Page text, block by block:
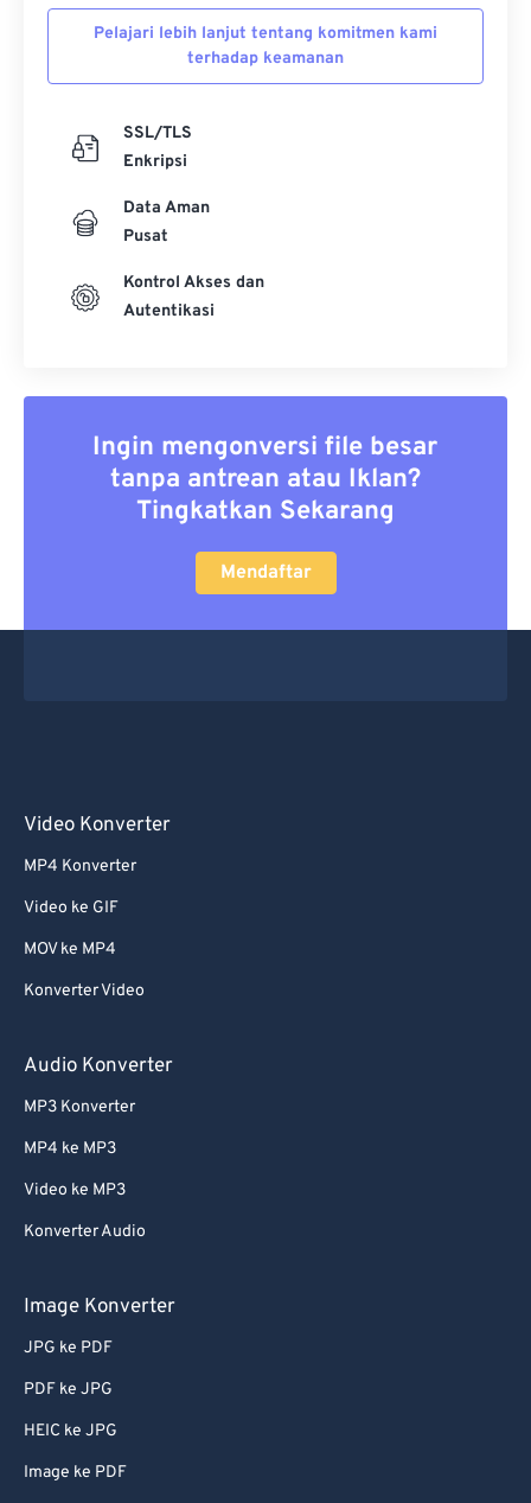
Pelajari lebih lanjut tentang komitmen kami
terhadap keamanan
SSL/TLS
Enkripsi
Data Aman
Pusat
Kontrol Akses dan
Autentikasi
Ingin mengonversi file besar
tanpa antrean atau Iklan?
Tingkatkan Sekarang
Mendaftar
Video Konverter
MP4 Konverter
Video ke GIF
MOV ke MP4
Konverter Video
Audio Konverter
MP3 Konverter
MP4 ke MP3
Video ke MP3
Konverter Audio
Image Konverter
JPG ke PDF
PDF ke JPG
HEIC ke JPG
Image ke PDF